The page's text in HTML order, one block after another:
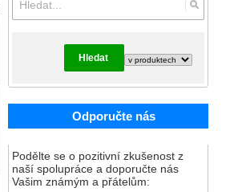
Hledat
Odporučte nás
Podělte se o pozitivní zkušenost z
naší spolupráce a doporučte nás
Vašim známým a přátelům: